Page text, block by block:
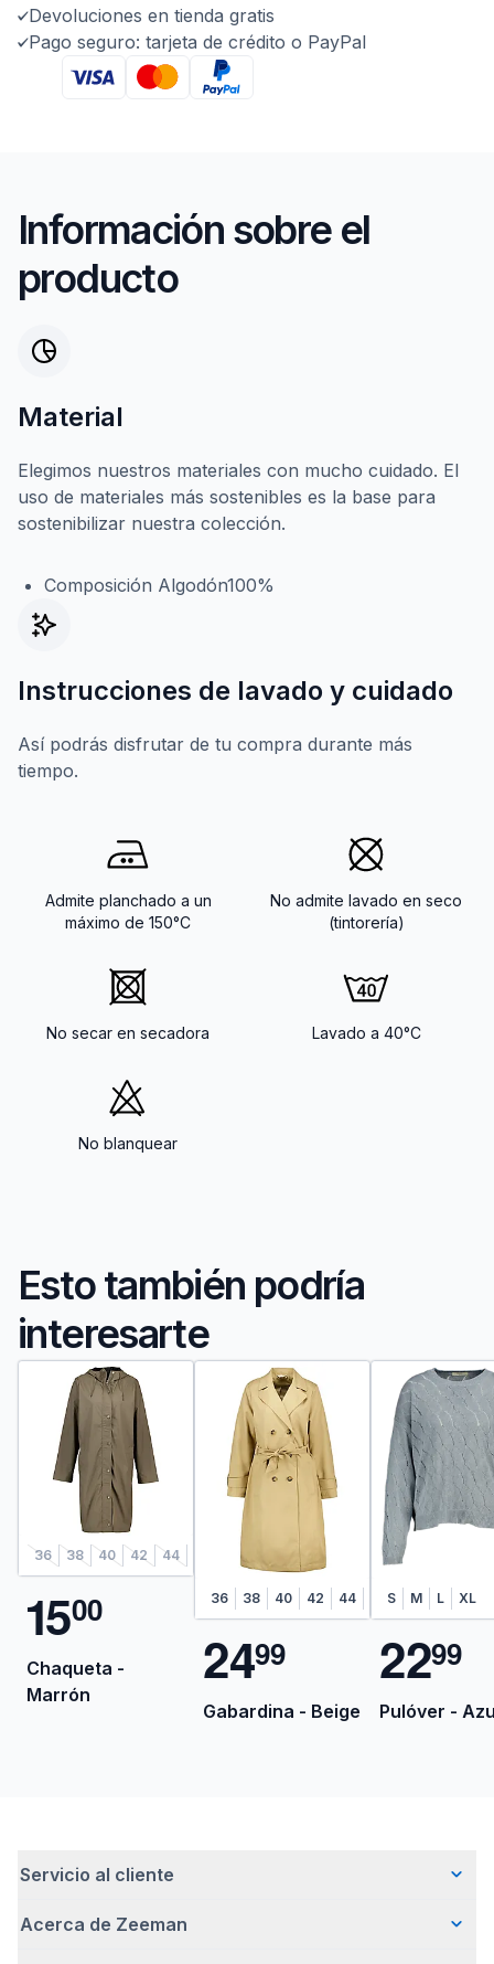
Devoluciones en tienda gratis
Pago seguro: tarjeta de crédito o PayPal
Información sobre el
producto
Material
Elegimos nuestros materiales con mucho cuidado. El
uso de materiales más sostenibles es la base para
sostenibilizar nuestra colección.
Composición Algodón100%
Instrucciones de lavado y cuidado
Así podrás disfrutar de tu compra durante más
tiempo.
Admite planchado a un
máximo de 150°C
No admite lavado en seco
(tintorería)
No secar en secadora Lavado a 40°C
No blanquear
Esto también podría
interesarte
36 38 40 42 44 48
1500
Chaqueta -
Marrón
36 38 40 42 44
2499
Gabardina - Beige
S M L XL
2299
Pulóver -
Servicio al cliente
Preguntas frecuentes
Acerca de Zeeman